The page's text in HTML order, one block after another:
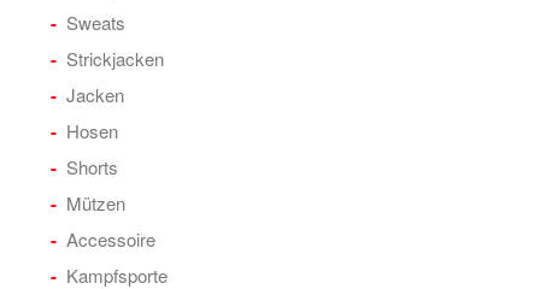
Sweats
Strickjacken
Jacken
Hosen
Shorts
Mützen
Accessoire
Kampfsporte